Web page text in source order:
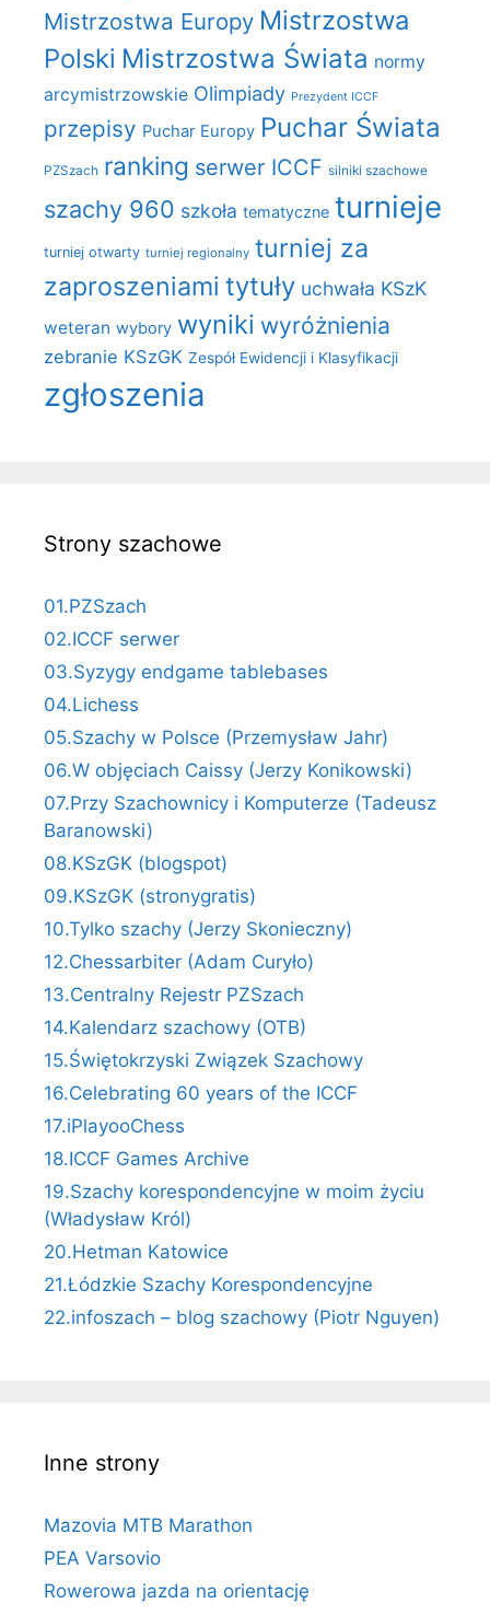
Mistrzostwa Europy Mistrzostwa
Polski Mistrzostwa Świata normy
arcymistrzowskie Olimpiady Prezydent ICCF
przepisy Puchar Europy Puchar Świata
PZSzach ranking serwer ICCF silniki szachowe
szachy 960 szkoła tematyczne turnieje
turniej otwarty turniej regionalny turniej za
zaproszeniami tytuły uchwała KSzK
weteran wybory wyniki wyróżnienia
zebranie KSzGK Zespół Ewidencji i Klasyfikacji
zgłoszenia
Strony szachowe
01.PZSzach
02.ICCF serwer
03.Syzygy endgame tablebases
04.Lichess
05.Szachy w Polsce (Przemysław Jahr)
06.W objęciach Caissy (Jerzy Konikowski)
07.Przy Szachownicy i Komputerze (Tadeusz
Baranowski)
08.KSzGK (blogspot)
09.KSzGK (stronygratis)
10.Tylko szachy (Jerzy Skonieczny)
12.Chessarbiter (Adam Curyło)
13.Centralny Rejestr PZSzach
14.Kalendarz szachowy (OTB)
15.Świętokrzyski Związek Szachowy
16.Celebrating 60 years of the ICCF
17.iPlayooChess
18.ICCF Games Archive
19.Szachy korespondencyjne w moim życiu
(Władysław Król)
20.Hetman Katowice
21.Łódzkie Szachy Korespondencyjne
22.infoszach – blog szachowy (Piotr Nguyen)
Inne strony
Mazovia MTB Marathon
PEA Varsovio
Rowerowa jazda na orientację